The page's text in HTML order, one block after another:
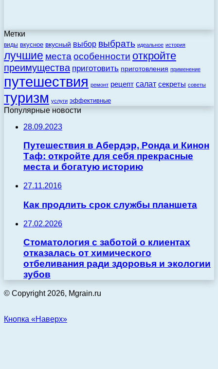
Метки
виды вкусное вкусный выбор выбрать идеальное история
лучшие места особенности откройте
преимущества приготовить приготовления применение
путешествия ремонт рецепт салат секреты советы
туризм услуги эффективные
Популярные новости
28.09.2023
Путешествия в Абердэр, Ронда и Кинон
Таф: откройте для себя прекрасные
места и богатую историю
27.11.2016
Как продлить срок службы планшета
27.02.2026
Стоматология с заботой о клиентах
отказалась от химического
отбеливания ради здоровья и экологии
зубов
© Copyright 2026, Mgrain.ru
Кнопка «Наверх»